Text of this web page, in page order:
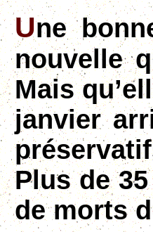
Une
nouvelle
Mais
janvier
Plus de
de morts